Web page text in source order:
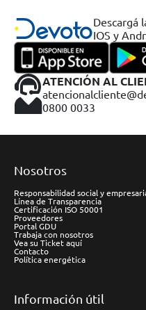
Descargá
IOS y
ATENCIÓN AL
0800 0033
Nosotros
Responsabilidad social y
Línea de Transparencia
Certificación ISO 50001
Proveedores
Portal GDU
Trabaja con nosotros
Vea su Ticket aquí
Contacto
Política energética
Información útil